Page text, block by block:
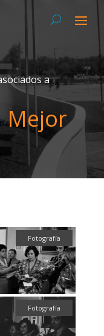
a
Mejor
Fotografía
Fotografía